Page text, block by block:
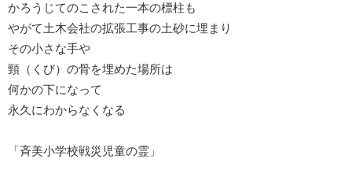
かろうじてのこされた一本の標柱も
やがて土木会社の拡張工事の土砂に埋まり
その小さな手や
頸（くび）の骨を埋めた場所は
何かの下になって
永久にわからなくなる
「斉美小学校戦災児童の霊」